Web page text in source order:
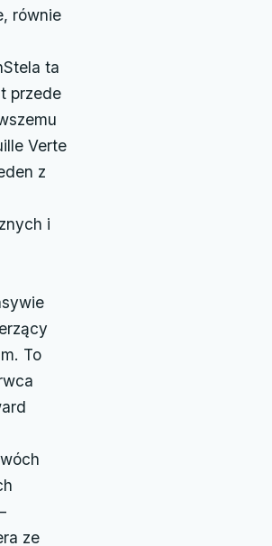
równie
ta
przede
Verte
z
i
To
ze